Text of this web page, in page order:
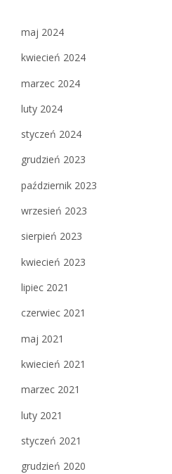
maj 2024
kwiecień 2024
marzec 2024
luty 2024
styczeń 2024
grudzień 2023
październik 2023
wrzesień 2023
sierpień 2023
kwiecień 2023
lipiec 2021
czerwiec 2021
maj 2021
kwiecień 2021
marzec 2021
luty 2021
styczeń 2021
grudzień 2020